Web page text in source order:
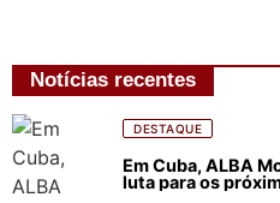
Notícias recentes
DESTAQUE
Em Cuba, ALBA
luta para os